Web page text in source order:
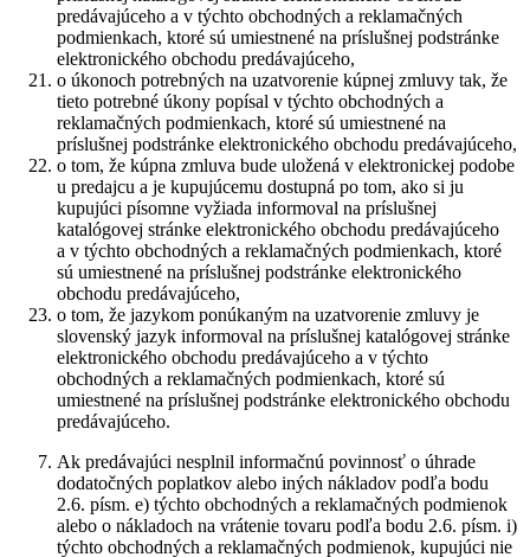
predávajúceho a v týchto obchodných a reklamačných
podmienkach, ktoré sú umiestnené na príslušnej podstránke
elektronického obchodu predávajúceho,
o úkonoch potrebných na uzatvorenie kúpnej zmluvy tak, že
tieto potrebné úkony popísal v týchto obchodných a
reklamačných podmienkach, ktoré sú umiestnené na
príslušnej podstránke elektronického obchodu predávajúceho,
o tom, že kúpna zmluva bude uložená v elektronickej podobe
u predajcu a je kupujúcemu dostupná po tom, ako si ju
kupujúci písomne vyžiada informoval na príslušnej
katalógovej stránke elektronického obchodu predávajúceho
a v týchto obchodných a reklamačných podmienkach, ktoré
sú umiestnené na príslušnej podstránke elektronického
obchodu predávajúceho,
o tom, že jazykom ponúkaným na uzatvorenie zmluvy je
slovenský jazyk informoval na príslušnej katalógovej stránke
elektronického obchodu predávajúceho a v týchto
obchodných a reklamačných podmienkach, ktoré sú
umiestnené na príslušnej podstránke elektronického obchodu
predávajúceho.
Ak predávajúci nesplnil informačnú povinnosť o úhrade
dodatočných poplatkov alebo iných nákladov podľa bodu
2.6. písm. e) týchto obchodných a reklamačných podmienok
alebo o nákladoch na vrátenie tovaru podľa bodu 2.6. písm. i)
týchto obchodných a reklamačných podmienok, kupujúci nie